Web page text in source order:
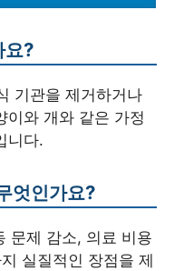
요?
기관을 제거하거나
이와 개와 같은 가정
니다.
엇인가요?
문제 감소, 의료 비용
실질적인 장점을 제